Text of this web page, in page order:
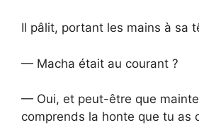
Il pâlit, portant les mains à sa
— Macha était au courant ?
— Oui, et peut-être que
comprends la honte que tu as